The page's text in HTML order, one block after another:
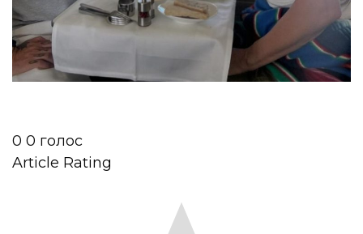
0 0 голос
Article Rating